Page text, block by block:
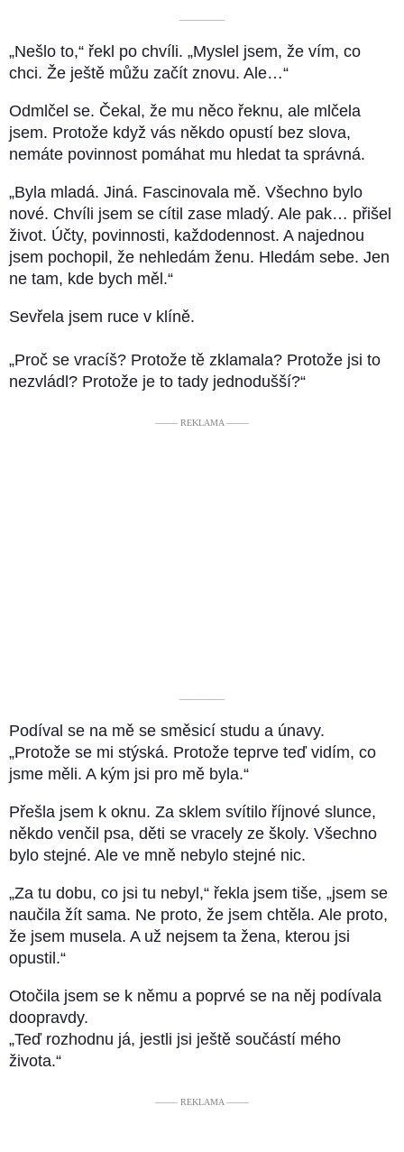
––––––––––
„Nešlo to,“ řekl po chvíli. „Myslel jsem, že vím, co
chci. Že ještě můžu začít znovu. Ale…“
Odmlčel se. Čekal, že mu něco řeknu, ale mlčela
jsem. Protože když vás někdo opustí bez slova,
nemáte povinnost pomáhat mu hledat ta správná.
„Byla mladá. Jiná. Fascinovala mě. Všechno bylo
nové. Chvíli jsem se cítil zase mladý. Ale pak… přišel
život. Účty, povinnosti, každodennost. A najednou
jsem pochopil, že nehledám ženu. Hledám sebe. Jen
ne tam, kde bych měl.“
Sevřela jsem ruce v klíně.
„Proč se vracíš? Protože tě zklamala? Protože jsi to
nezvládl? Protože je to tady jednodušší?“
––––– REKLAMA –––––
––––––––––
Podíval se na mě se směsicí studu a únavy.
„Protože se mi stýská. Protože teprve teď vidím, co
jsme měli. A kým jsi pro mě byla.“
Přešla jsem k oknu. Za sklem svítilo říjnové slunce,
někdo venčil psa, děti se vracely ze školy. Všechno
bylo stejné. Ale ve mně nebylo stejné nic.
„Za tu dobu, co jsi tu nebyl,“ řekla jsem tiše, „jsem se
naučila žít sama. Ne proto, že jsem chtěla. Ale proto,
že jsem musela. A už nejsem ta žena, kterou jsi
opustil.“
Otočila jsem se k němu a poprvé se na něj podívala
doopravdy.
„Teď rozhodnu já, jestli jsi ještě součástí mého
života.“
––––– REKLAMA –––––